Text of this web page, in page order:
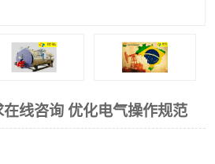
在线咨询 优化电气操作规范